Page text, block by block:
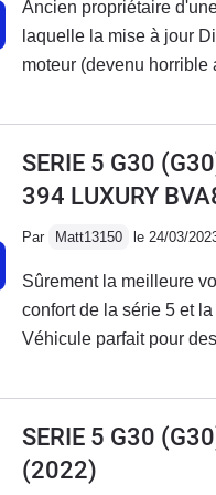
Ancien propriétaire
laquelle la mise à jour
moteur (devenu
rapidement, je me suis
en occasion (merci au
Après avoir remplacer
monte de 19
totale, en mode confort
extraordinaire qui aime
silencieux de 1200t à
doivent bien aider....Ma
plutôt autour des 18L/
capteurs de collision qui
SERIE 5 G30
394 LUXURY
Par Matt13150 le 24/03/
Sûrement la meilleure
confort de la série 5 et
Véhicule parfait pour
réel plaisir de conduite
SERIE 5 G30
(2022)